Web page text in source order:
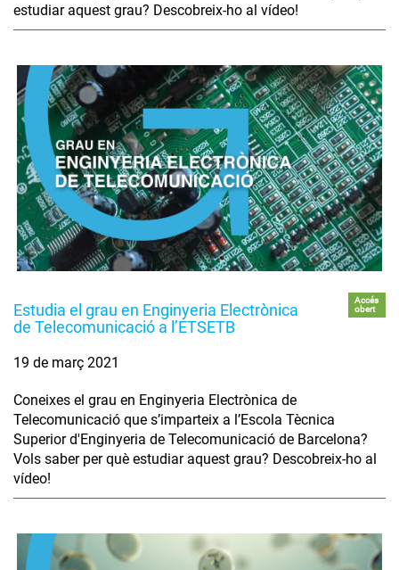
estudiar aquest grau? Descobreix-ho al vídeo!
Estudia el grau en Enginyeria Electrònica
de Telecomunicació a l’ETSETB
Accés
obert
19 de març 2021
Coneixes el grau en Enginyeria Electrònica de
Telecomunicació que s’imparteix a l’Escola Tècnica
Superior d'Enginyeria de Telecomunicació de Barcelona?
Vols saber per què estudiar aquest grau? Descobreix-ho al
vídeo!